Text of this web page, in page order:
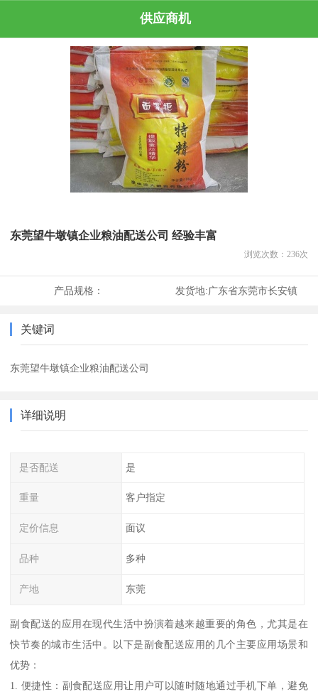
供应商机
东莞望牛墩镇企业粮油配送公司 经验丰富
浏览次数： 236次
产品规格： 发货地:广东省东莞市长安镇
关键词
东莞望牛墩镇企业粮油配送公司
详细说明
是否配送 是
重量 客户指定
定价信息 面议
品种 多种
产地 东莞
副食配送的应用在现代生活中扮演着越来越重要的角色，尤其是在
快节奏的城市生活中。以下是副食配送应用的几个主要应用场景和
优势：
1. 便捷性：副食配送应用让用户可以随时随地通过手机下单，避免